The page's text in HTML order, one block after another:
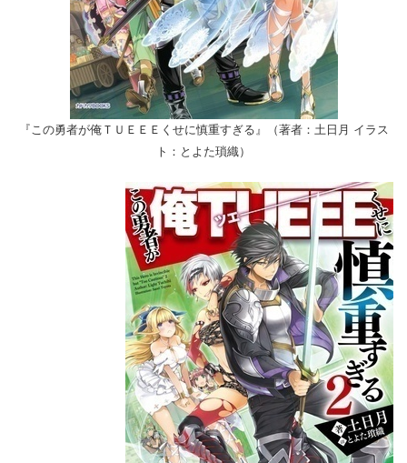
『この勇者が俺ＴＵＥＥＥくせに慎重すぎる』（著者：土日月 イラス
ト：とよた瑣織）